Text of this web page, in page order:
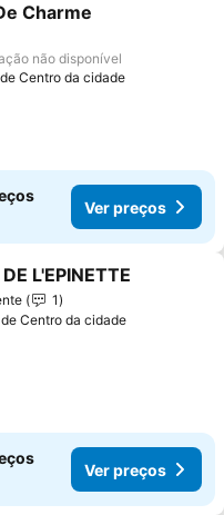
aos favoritos
Charme
não disponível
Centro da cidade
Ver preços
aos favoritos
L'EPINETTE
1
Centro da cidade
Ver preços